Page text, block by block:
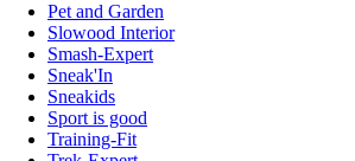
Pet and Garden
Slowood Interior
Smash-Expert
Sneak'In
Sneakids
Sport is good
Training-Fit